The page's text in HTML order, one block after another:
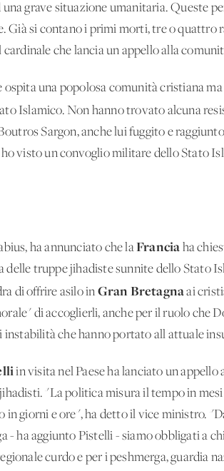
grave situazione umanitaria. Queste
Già si contano i primi morti, tre o quattro
che lancia un appello alla
una popolosa comunità cristiana
Islamico. Non hanno trovato alcuna
Sargon, anche lui fuggito e
visto un convoglio militare dello Stato
ha annunciato che laFrancia ha
delle truppe jihadiste sunnite dello Stato
di offrire asilo in Gran Bretagnaai
di accoglierli, anche per il ruolo che
instabilità che hanno portato all'attuale
in visita nel Paese ha lanciato un
"La politica misura il tempo in
giorni e ore", ha detto il vice ministro.
- ha aggiunto Pistelli - siamo obbligati a
curdo e per i peshmerga, guardia